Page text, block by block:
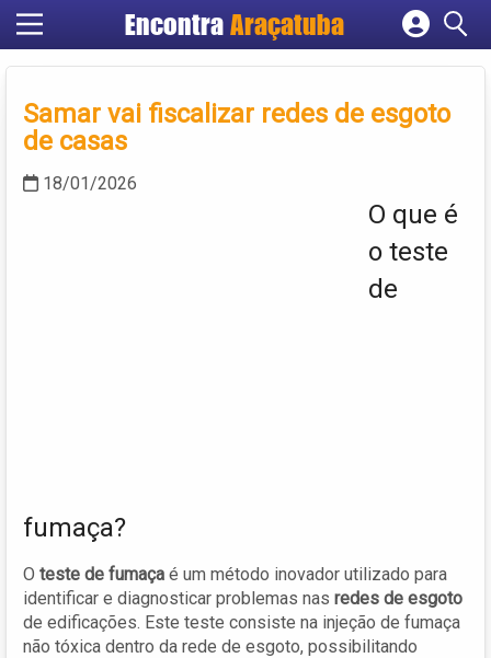
Encontra Araçatuba
Cadastrar empresa
Criar conta
Samar vai fiscalizar redes de esgoto
de casas
18/01/2026
O que é
o teste
de
fumaça?
O teste de fumaça é um método inovador utilizado para
identificar e diagnosticar problemas nas redes de esgoto
de edificações. Este teste consiste na injeção de fumaça
não tóxica dentro da rede de esgoto, possibilitando